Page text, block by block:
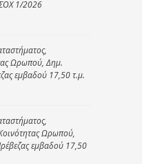
1/2026
Ωρωπού, Δημ.
εμβαδού 17,50 τ.μ.
Ωρωπού,
εμβαδού 17,50